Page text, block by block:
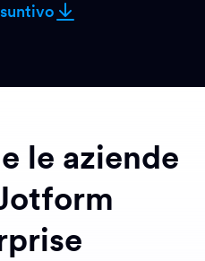
le aziende